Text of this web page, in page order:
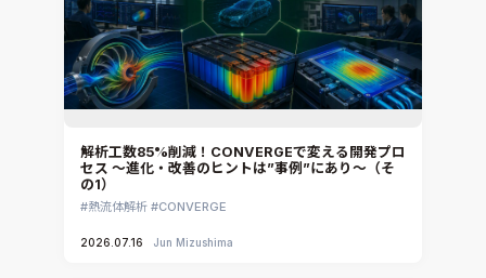
Ansys Granta Selector
解析工数85%削減！CONVERGEで変える開発プロ
セス ～進化・改善のヒントは”事例”にあり～（そ
の1）
熱流体解析 CONVERGE
2026.07.16 Jun Mizushima